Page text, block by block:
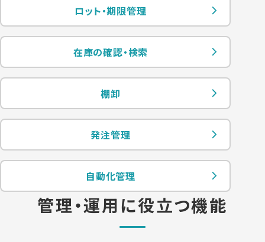
ロット・期限管理
在庫の確認・検索
棚卸
発注管理
自動化管理
管理・運用に役立つ機能